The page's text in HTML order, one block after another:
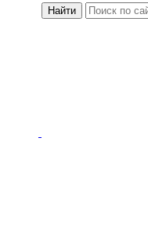
Найти